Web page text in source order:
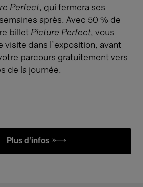
Perfect, qui fermera ses
après. Avec 50 % de
billet Picture Perfect, vous
visite dans l’exposition, avant
parcours gratuitement vers
de la journée.
Plus d'infos £